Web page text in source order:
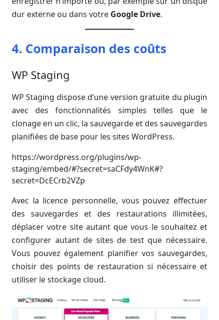
dur externe ou dans votre Google Drive.
4. Comparaison des coûts
WP Staging
WP Staging dispose d’une version gratuite du plugin
avec des fonctionnalités simples telles que le
clonage en un clic, la sauvegarde et des sauvegardes
planifiées de base pour les sites WordPress.
https://wordpress.org/plugins/wp-
staging/embed/#?secret=saCFdy4WnK#?
secret=DcECrb2VZp
Avec la licence personnelle, vous pouvez effectuer
des sauvegardes et des restaurations illimitées,
déplacer votre site autant que vous le souhaitez et
configurer autant de sites de test que nécessaire.
Vous pouvez également planifier vos sauvegardes,
choisir des points de restauration si nécessaire et
utiliser le stockage cloud.